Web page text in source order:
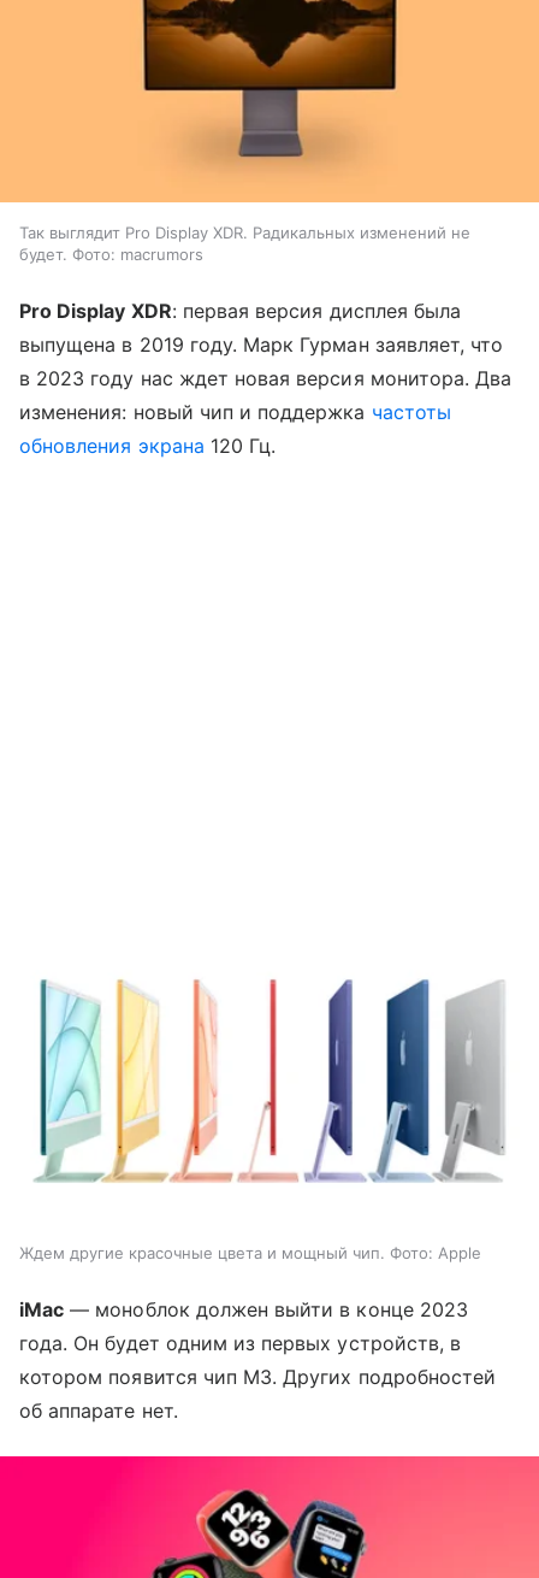
Так выглядит Pro Display XDR. Радикальных изменений не
будет. Фото: macrumors
Pro Display XDR: первая версия дисплея была
выпущена в 2019 году. Марк Гурман заявляет, что
в 2023 году нас ждет новая версия монитора. Два
изменения: новый чип и поддержка частоты
обновления экрана 120 Гц.
Ждем другие красочные цвета и мощный чип. Фото: Apple
iMac — моноблок должен выйти в конце 2023
года. Он будет одним из первых устройств, в
котором появится чип M3. Других подробностей
об аппарате нет.